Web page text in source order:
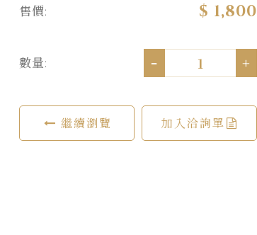
售價: $ 1,800
數量: - +
繼續瀏覽 加入洽詢單